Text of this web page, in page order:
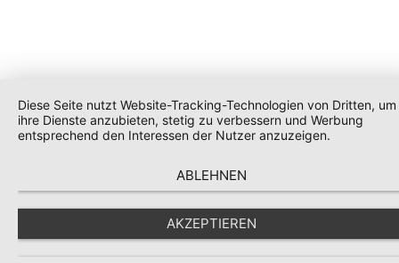
Diese Seite nutzt Website-Tracking-Technologien von Dritten, um
ihre Dienste anzubieten, stetig zu verbessern und Werbung
entsprechend den Interessen der Nutzer anzuzeigen.
ABLEHNEN
AKZEPTIEREN